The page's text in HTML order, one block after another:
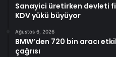
Sanayici üretirken devleti
KDV yükü büyüyor
Ağustos 6, 2026
BMW’den 720 bin aracı
çağrısı